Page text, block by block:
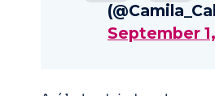
September